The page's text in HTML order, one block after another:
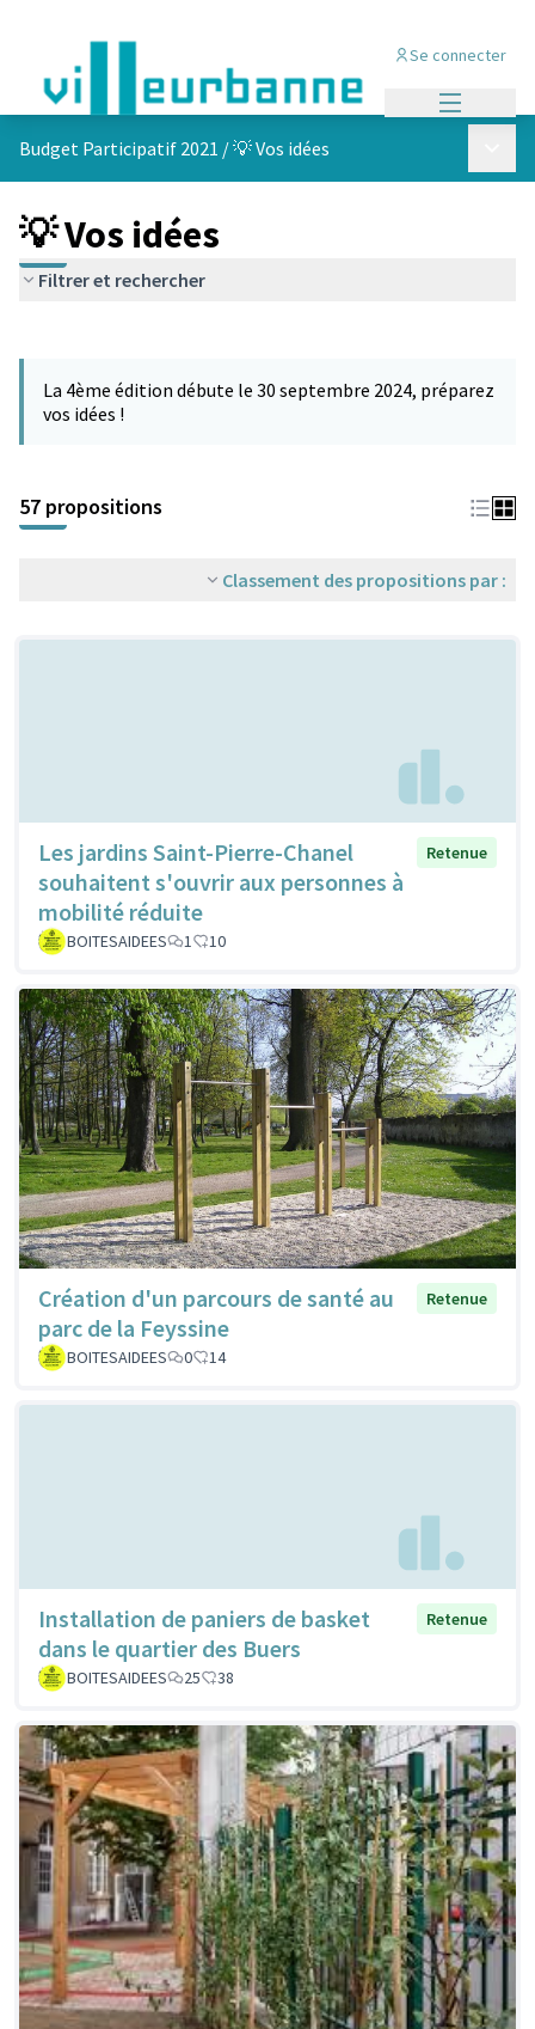
Se connecter
Budget Participatif 2021 /💡 Vos idées
💡 Vos idées
Filtrer et rechercher
La 4ème édition débute le 30 septembre 2024, préparez
vos idées !
57 propositions
Classement des propositions par :
Les jardins Saint-Pierre-Chanel
souhaitent s'ouvrir aux personnes à
mobilité réduite
Retenue
BOITESAIDEES 1 10
Création d'un parcours de santé au
parc de la Feyssine
Retenue
BOITESAIDEES 0 14
Installation de paniers de basket
dans le quartier des Buers
Retenue
BOITESAIDEES 25 38